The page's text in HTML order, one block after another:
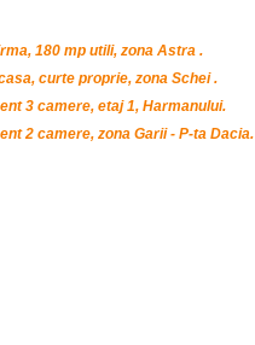
180 mp utili, zona Astra .
curte proprie, zona Schei .
3 camere, etaj 1, Harmanului.
2 camere, zona Garii - P-ta Dacia.